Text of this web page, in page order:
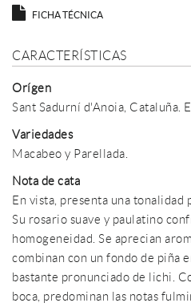
FICHA TÉCNICA
CARACTERÍSTICAS
Orígen
Sant Sadurní d'Anoia, Cataluña.
Variedades
Macabeo y Parellada.
Nota de cata
En vista, presenta una tonalidad
Su rosario suave y paulatino
homogeneidad. Se aprecian
combinan con un fondo de piña
bastante pronunciado de lichi.
boca, predominan las notas